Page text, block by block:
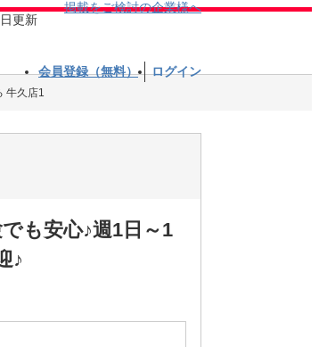
更新
掲載をご検討の企業様へ
会員登録（無料） ログイン
牛久店1
も安心♪週1日～1
♪